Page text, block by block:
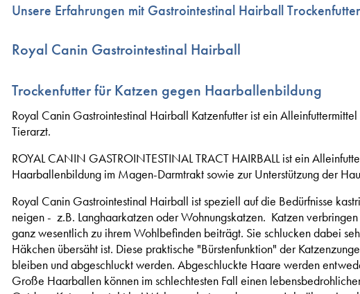
Unsere Erfahrungen mit Gastrointestinal Hairball
Royal Canin Gastrointestinal Hairball
Trockenfutter für Katzen gegen Haarballenbildung
Royal Canin Gastrointestinal Hairball Katzenfutter ist ein
Tierarzt.
ROYAL CANIN GASTROINTESTINAL TRACT HAIRBALL ist ein
Haarballenbildung im Magen-Darmtrakt sowie zur Unterstützung der
Royal Canin Gastrointestinal Hairball ist speziell auf die Bedürfnisse
neigen - z.B. Langhaarkatzen oder Wohnungskatzen. Katzen
ganz wesentlich zu ihrem Wohlbefinden beiträgt. Sie schlucken dabei
Häkchen übersäht ist. Diese praktische "Bürstenfunktion" der
bleiben und abgeschluckt werden. Abgeschluckte Haare werden
Große Haarballen können im schlechtesten Fall einen